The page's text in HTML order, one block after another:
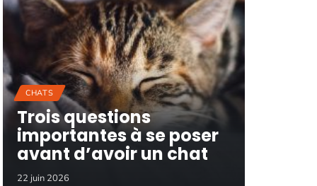
CHATS
Trois questions
importantes à se poser
avant d’avoir un chat
22 juin 2026